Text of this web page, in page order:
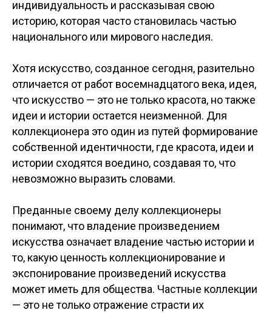
индивидуальность и рассказывая свою
историю, которая часто становилась частью
национального или мирового наследия.
Хотя искусство, созданное сегодня, разительно
отличается от работ восемнадцатого века, идея,
что искусство — это не только красота, но также
идеи и истории остается неизменной. Для
коллекционера это один из путей формирование
собственной идентичности, где красота, идеи и
истории сходятся воедино, создавая то, что
невозможно выразить словами.
Преданные своему делу коллекционеры
понимают, что владение произведением
искусства означает владение частью истории и
то, какую ценность коллекционирование и
экспонирование произведений искусства
может иметь для общества. Частные коллекции
— это не только отражение страсти их